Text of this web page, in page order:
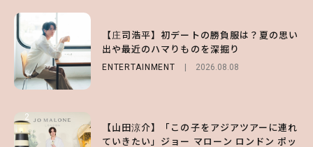
【庄司浩平】初デートの勝負服は？夏の思い
出や最近のハマりものを深掘り
ENTERTAINMENT 2026.08.08
2
【山田涼介】「この子をアジアツアーに連れ
ていきたい」ジョー マローン ロンドン ポッ
【大原優乃】夏メイクはプレイフルに！ドキ
ッとしちゃう色っぽ“うるみ目”のつくり方
BEAUTY 2026.08.01
2
【森香澄】理想のスタイルはどう作る？体型
キープの秘訣や夏の過ごし方など独占インタ
【SNIDEL】長濱ねるとロマンティックトラ
ッドな秋はじめ｜2026秋の新作コーデ4選
FASHION Sponsored 2026.07.10
2
【付録】総柄ハローキティが可愛すぎ♡ 紀
ノ国屋コラボの“優秀保冷バッグ”は夏の強